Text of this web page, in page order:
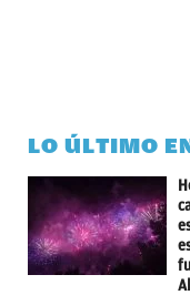
LO ÚLTIMO